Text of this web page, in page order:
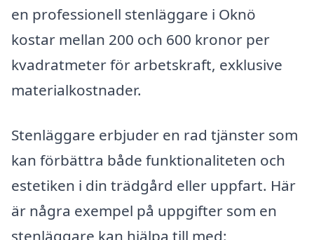
en professionell stenläggare i Oknö
kostar mellan 200 och 600 kronor per
kvadratmeter för arbetskraft, exklusive
materialkostnader.
Stenläggare erbjuder en rad tjänster som
kan förbättra både funktionaliteten och
estetiken i din trädgård eller uppfart. Här
är några exempel på uppgifter som en
stenläggare kan hjälpa till med: